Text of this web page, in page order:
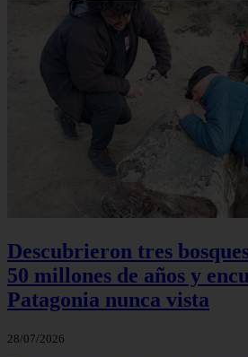
Descubrieron tres
50 millones de años y
Patagonia nunca vista
28/07/2026